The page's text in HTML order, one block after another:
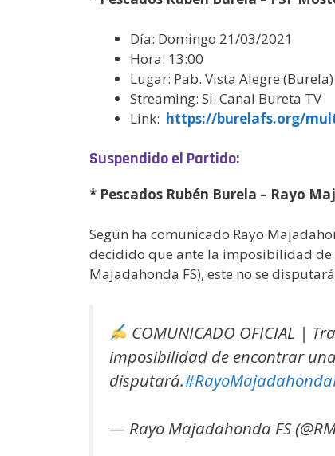
Día: Domingo 21/03/2021
Hora: 13:00
Lugar: Pab. Vista Alegre (Burela)
Streaming: Si. Canal Bureta TV
Link: https://burelafs.org/
Suspendido el Partido:
* Pescados Rubén Burela – Rayo
Según ha comunicado Rayo
decidido que ante la imposibilidad de
Majadahonda FS), este no se
COMUNICADO OFICIAL |
imposibilidad de encontrar
disputará.
— Rayo Majadahonda FS